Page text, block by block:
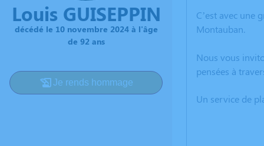
Louis GUISEPPIN
décédé le 10 novembre 2024 à l'âge
de 92 ans
Je rends hommage
C’est avec une
Montauban.
Nous vous
pensées à
Un service de